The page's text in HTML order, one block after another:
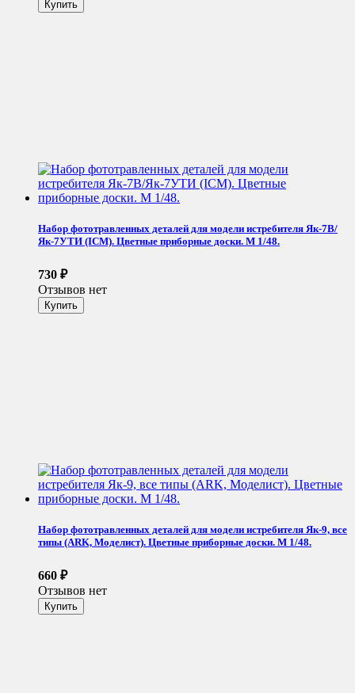
Набор фототравленных деталей для модели истребителя Як-7В/
Як-7УТИ (ICM). Цветные приборные доски. М 1/48.
730 ₽
Отзывов нет
Набор фототравленных деталей для модели истребителя Як-9, все
типы (ARK, Моделист). Цветные приборные доски. М 1/48.
660 ₽
Отзывов нет